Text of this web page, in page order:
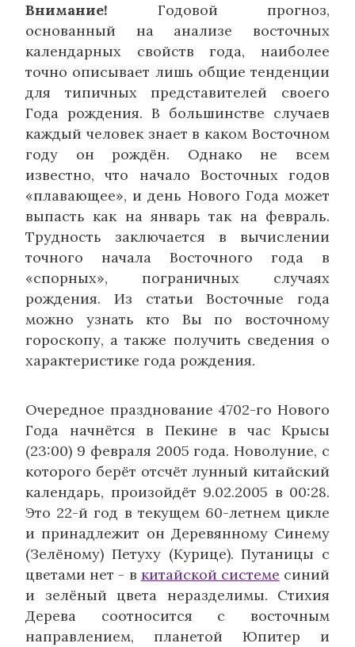
Внимание! Годовой прогноз,
основанный на анализе восточных
календарных свойств года, наиболее
точно описывает лишь общие тенденции
для типичных представителей своего
Года рождения. В большинстве случаев
каждый человек знает в каком Восточном
году он рождён. Однако не всем
известно, что начало Восточных годов
«плавающее», и день Нового Года может
выпасть как на январь так на февраль.
Трудность заключается в вычислении
точного начала Восточного года в
«спорных», пограничных случаях
рождения. Из статьи Восточные года
можно узнать кто Вы по восточному
гороскопу, а также получить сведения о
характеристике года рождения.
Очередное празднование 4702-го Нового
Года начнётся в Пекине в час Крысы
(23:00) 9 февраля 2005 года. Новолуние, с
которого берёт отсчёт лунный китайский
календарь, произойдёт 9.02.2005 в 00:28.
Это 22-й год в текущем 60-летнем цикле
и принадлежит он Деревянному Синему
(Зелёному) Петуху (Курице). Путаницы с
цветами нет - в китайской системе синий
и зелёный цвета неразделимы. Стихия
Дерева соотносится с восточным
направлением, планетой Юпитер и